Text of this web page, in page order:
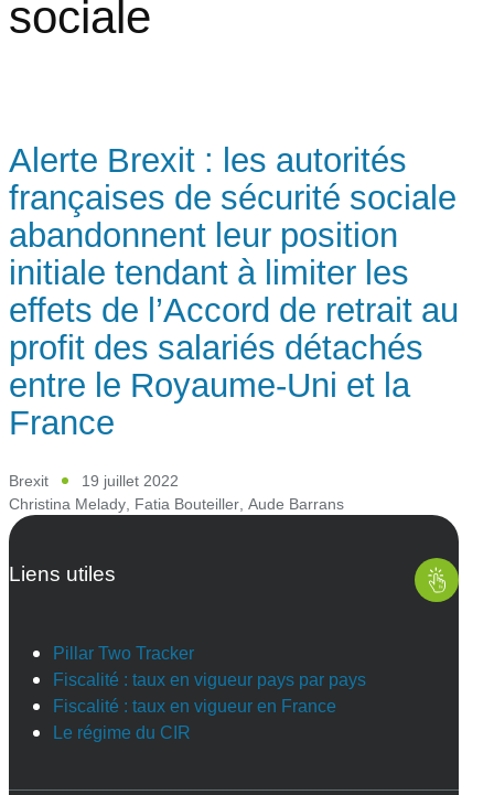
sociale
Alerte Brexit : les autorités
françaises de sécurité sociale
abandonnent leur position
initiale tendant à limiter les
effets de l’Accord de retrait au
profit des salariés détachés
entre le Royaume-Uni et la
France
Brexit
19 juillet 2022
Christina Melady, Fatia Bouteiller, Aude Barrans
Liens utiles
Pillar Two Tracker
Fiscalité : taux en vigueur pays par pays
Fiscalité : taux en vigueur en France
Le régime du CIR